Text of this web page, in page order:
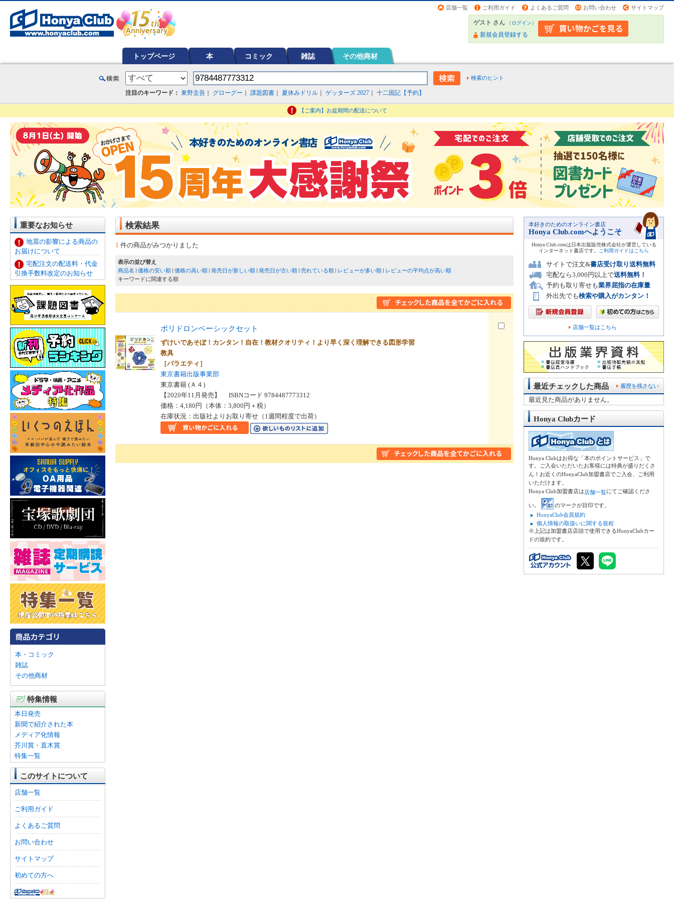
店舗一覧 ご利用ガイド よくあるご質問 お問い合わせ サイトマップ
ゲスト さん （ログイン）
新規会員登録する
トップページ 本 コミック 雑誌 その他商材
検索のヒント
注目のキーワード： 東野圭吾 グローグー 課題図書 夏休みドリル ゲッターズ 2027 十二国記【予約】
【ご案内】お盆期間の配送について
重要なお知らせ
地震の影響による商品の
お届けについて
宅配注文の配送料・代金
引換手数料改定のお知らせ
本・コミック
雑誌
その他商材
特集情報
本日発売
新聞で紹介された本
メディア化情報
芥川賞・直木賞
特集一覧
このサイトについて
店舗一覧
ご利用ガイド
よくあるご質問
お問い合わせ
サイトマップ
初めての方へ
検索結果
1 件の商品がみつかりました
表示の並び替え
商品名
価格の安い順 価格の高い順 発売日が新しい順 発売日が古い順 売れている順 レビューが多い順
レビューの平均点が高い順
キーワードに関連する順
ポリドロンベーシックセット
ずけいであそぼ！カンタン！自在！教材クオリティ！より早く深く理解できる図形学習
教具
［バラエティ］
東京書籍出版事業部
東京書籍 (Ａ４)
【2020年11月発売】 ISBNコード 9784487773312
価格：4,180円（本体：3,800円＋税）
在庫状況：出版社よりお取り寄せ（1週間程度で出荷）
本好きのためのオンライン書店
Honya Club.comへようこそ
Honya Club.comは日本出版販売株式会社が運営している
インターネット書店です。
ご利用ガイドはこちら
サイトで注文&書店受け取り送料無料
宅配なら3,000円以上で送料無料！
予約も取り寄せも業界屈指の在庫量
外出先でも検索や購入がカンタン！
店舗一覧はこちら
履歴を残さない
最近チェックした商品
最近見た商品がありません。
Honya Clubカード
Honya Clubはお得な「本のポイントサービス」で
す。ご入会いただいたお客様には特典が盛りだくさ
ん！お近くのHonyaClub加盟書店でご入会、ご利用
いただけます。
Honya Club加盟書店は店舗一覧にてご確認くださ
い。
のマークが目印です。
HonyaClub会員規約
個人情報の取扱いに関する規程
※上記は加盟書店店頭で使用できるHonyaClubカー
ドの規約です。